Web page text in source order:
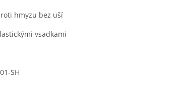
hmyzu bez uší
vsadkami
SH